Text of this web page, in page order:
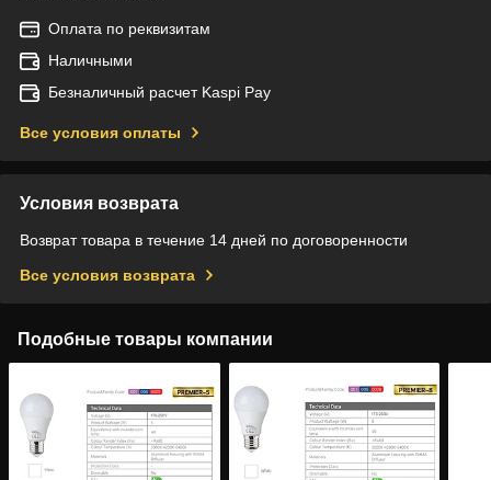
Оплата по реквизитам
Наличными
Безналичный расчет Kaspi Pay
Все условия оплаты
Условия возврата
Возврат товара в течение 14 дней по договоренности
Все условия возврата
Подобные товары компании